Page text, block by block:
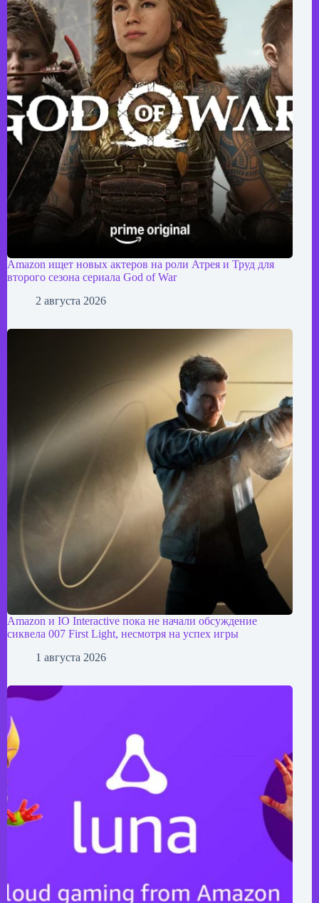
Amazon ищет новых актеров на роли Атрея и Труд для
второго сезона сериала God of War
2 августа 2026
Amazon и IO Interactive пока не начали обсуждение
сиквела 007 First Light, несмотря на успех игры
1 августа 2026